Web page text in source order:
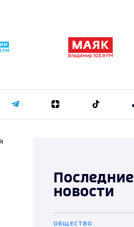
Последние
новости
ОБЩЕСТВО